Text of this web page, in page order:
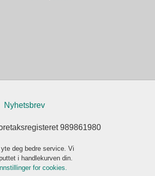
Nyhetsbrev
989861980
deg bedre service. Vi
i handlekurven din.
for cookies.